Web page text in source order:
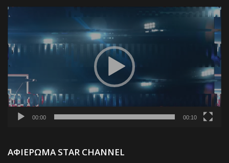
00:00 00:10
ΑΦΙΕΡΩΜΑ STAR CHANNEL